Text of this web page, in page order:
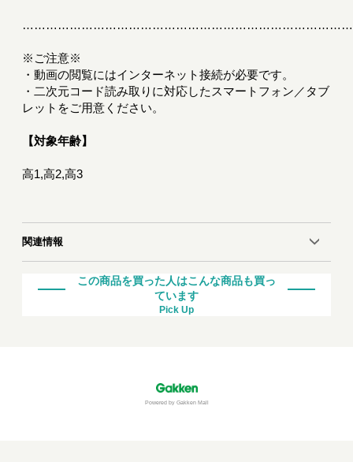
※ご注意※
・動画の閲覧にはインターネット接続が必要です。
・二次元コード読み取りに対応したスマートフォン／タブ
レットをご用意ください。
【対象年齢】
高1,高2,高3
関連情報
この商品を買った人はこんな商品も買っ
ています
Pick Up
Powered by Gakken Mall